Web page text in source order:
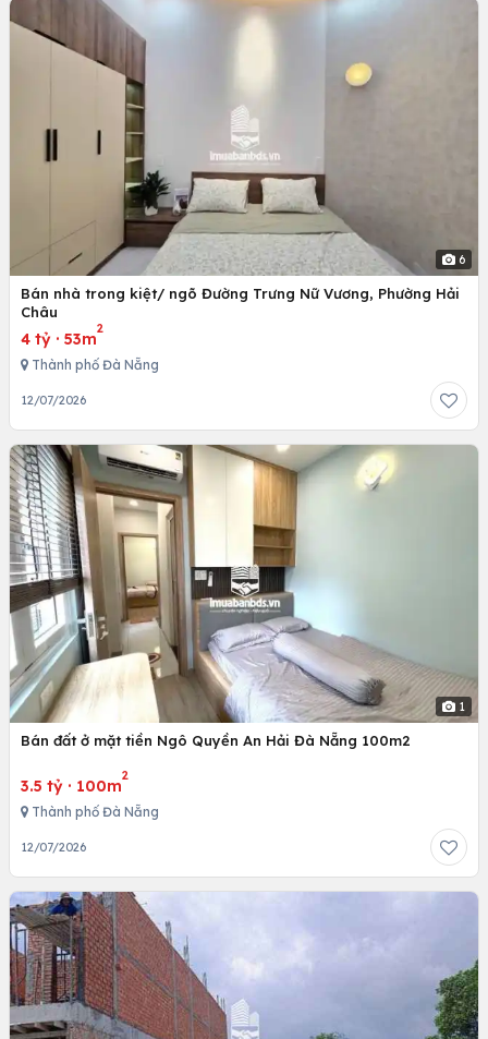
6
Bán nhà trong kiệt/ ngõ Đường Trưng Nữ Vương, Phường Hải
Châu
4 tỷ · 53m
2
Thành phố Đà Nẵng
12/07/2026
1
Bán đất ở mặt tiền Ngô Quyền An Hải Đà Nẵng 100m2
3.5 tỷ · 100m
2
Thành phố Đà Nẵng
12/07/2026